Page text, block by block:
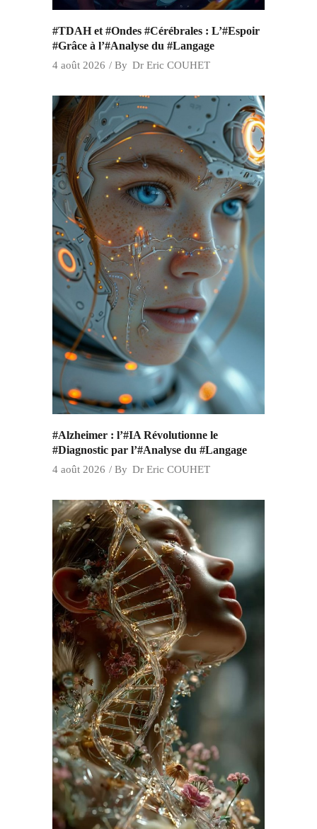
#TDAH et #Ondes #Cérébrales : L’#Espoir
#Grâce à l’#Analyse du #Langage
4 août 2026 By Dr Eric COUHET
#Alzheimer : l’#IA Révolutionne le
#Diagnostic par l’#Analyse du #Langage
4 août 2026 By Dr Eric COUHET